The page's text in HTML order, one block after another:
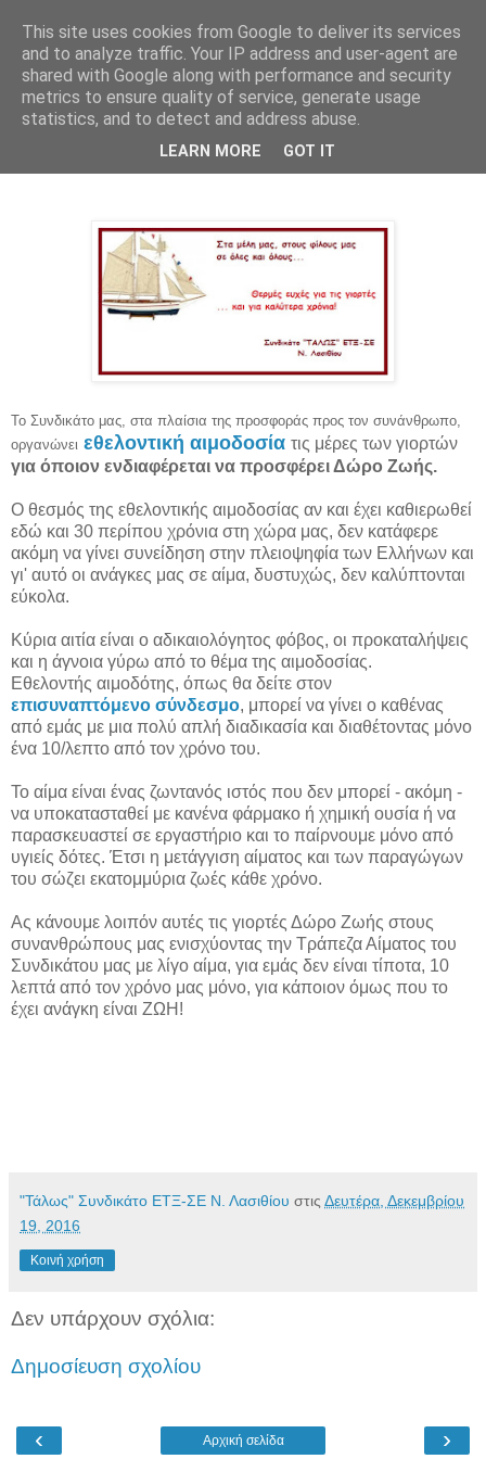
Εθελοντική Αιμοδοσία
Το Συνδικάτο μας, στα πλαίσια της προσφοράς προς τον συνάνθρωπο,
οργανώνει εθελοντική αιμοδοσία τις μέρες των γιορτών
για όποιον ενδιαφέρεται να προσφέρει Δώρο Ζωής.
Ο θεσμός της εθελοντικής αιμοδοσίας αν και έχει καθιερωθεί
εδώ και 30 περίπου χρόνια στη χώρα μας, δεν κατάφερε
ακόμη να γίνει συνείδηση στην πλειοψηφία των Ελλήνων και
γι' αυτό οι ανάγκες μας σε αίμα, δυστυχώς, δεν καλύπτονται
εύκολα.
Κύρια αιτία είναι ο αδικαιολόγητος φόβος, οι προκαταλήψεις
και η άγνοια γύρω από το θέμα της αιμοδοσίας.
Εθελοντής αιμοδότης, όπως θα δείτε στον
επισυναπτόμενο σύνδεσμο, μπορεί να γίνει ο καθένας
από εμάς με μια πολύ απλή διαδικασία και διαθέτοντας μόνο
ένα 10/λεπτο από τον χρόνο του.
Το αίμα είναι ένας ζωντανός ιστός που δεν μπορεί - ακόμη -
να υποκατασταθεί με κανένα φάρμακο ή χημική ουσία ή να
παρασκευαστεί σε εργαστήριο και το παίρνουμε μόνο από
υγιείς δότες. Έτσι η μετάγγιση αίματος και των παραγώγων
του σώζει εκατομμύρια ζωές κάθε χρόνο.
Ας κάνουμε λοιπόν αυτές τις γιορτές Δώρο Ζωής στους
συνανθρώπους μας ενισχύοντας την Τράπεζα Αίματος του
Συνδικάτου μας με λίγο αίμα, για εμάς δεν είναι τίποτα, 10
λεπτά από τον χρόνο μας μόνο, για κάποιον όμως που το
έχει ανάγκη είναι ΖΩΗ!
"Τάλως" Συνδικάτο ΕΤΞ-ΣΕ Ν. Λασιθίου στις Δευτέρα, Δεκεμβρίου
19, 2016
Κοινή χρήση
Δεν υπάρχουν σχόλια:
Δημοσίευση σχολίου
‹ ›
Αρχική σελίδα
This site uses cookies from Google to deliver its services
and to analyze traffic. Your IP address and user-agent are
shared with Google along with performance and security
metrics to ensure quality of service, generate usage
statistics, and to detect and address abuse.
LEARN MORE GOT IT